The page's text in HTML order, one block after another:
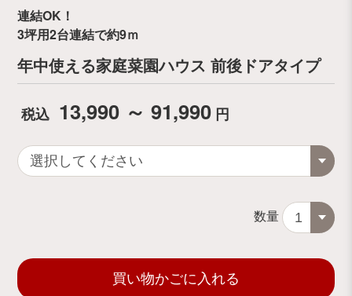
連結OK！
3坪用2台連結で約9ｍ
年中使える家庭菜園ハウス 前後ドアタイプ
税込 13,990 ～ 91,990 円
数量
買い物かごに入れる